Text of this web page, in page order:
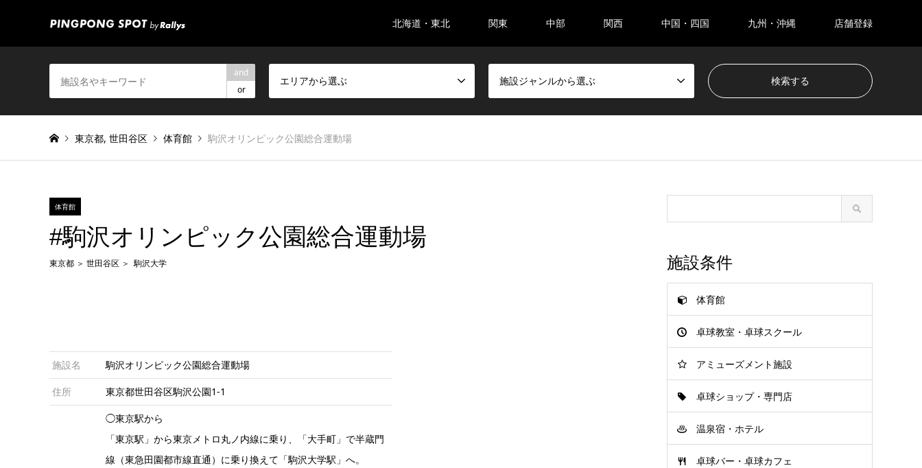
北海道・東北 関東 中部 関西 中国・四国 九州・沖縄 店舗登録
and
or
エリアから選ぶ 施設ジャンルから選ぶ
東京都, 世田谷区 体育館 駒沢オリンピック公園総合運動場
体育館
#駒沢オリンピック公園総合運動場
東京都 世田谷区 駒沢大学
施設名 駒沢オリンピック公園総合運動場
住所 東京都世田谷区駒沢公園1-1
◯東京駅から
「東京駅」から東京メトロ丸ノ内線に乗り、「大手町」で半蔵門
線（東急田園都市線直通）に乗り換えて「駒沢大学駅」へ。
施設条件
体育館
卓球教室・卓球スクール
アミューズメント施設
卓球ショップ・専門店
温泉宿・ホテル
卓球バー・卓球カフェ